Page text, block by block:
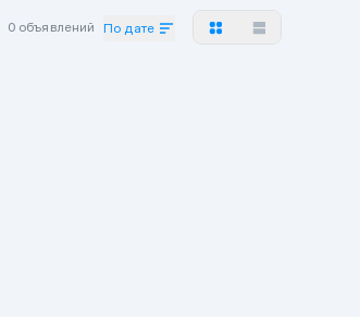
0 объявлений По дате